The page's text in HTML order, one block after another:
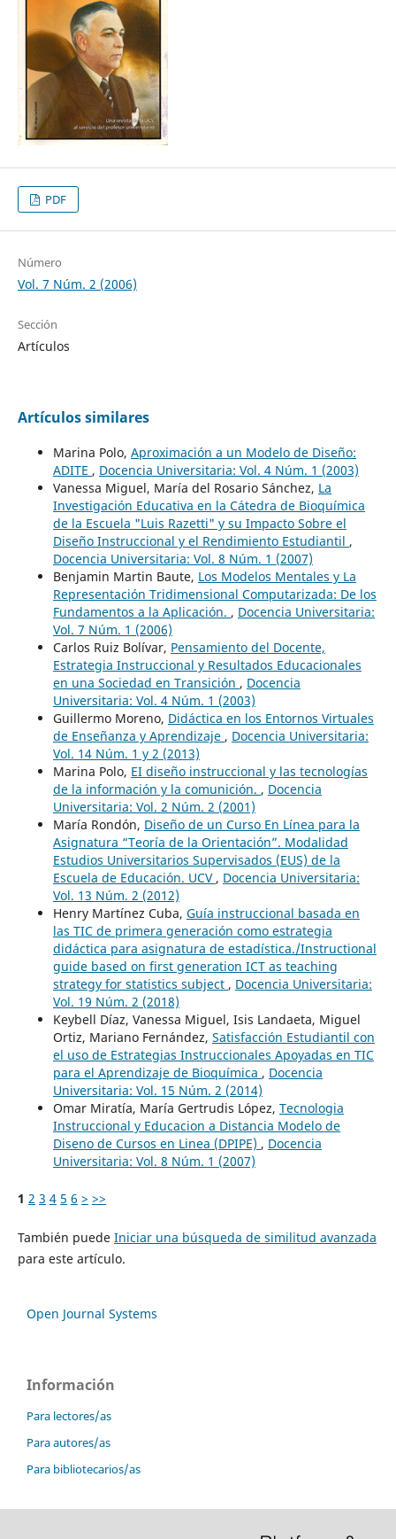
PDF
Número
Vol. 7 Núm. 2 (2006)
Sección
Artículos
Artículos similares
Marina Polo, Aproximación a un Modelo de Diseño:
ADITE , Docencia Universitaria: Vol. 4 Núm. 1 (2003)
Vanessa Miguel, María del Rosario Sánchez, La
Investigación Educativa en la Cátedra de Bioquímica
de la Escuela "Luis Razetti" y su Impacto Sobre el
Diseño Instruccional y el Rendimiento Estudiantil ,
Docencia Universitaria: Vol. 8 Núm. 1 (2007)
Benjamin Martin Baute, Los Modelos Mentales y La
Representación Tridimensional Computarizada: De los
Fundamentos a la Aplicación. , Docencia Universitaria:
Vol. 7 Núm. 1 (2006)
Carlos Ruiz Bolívar, Pensamiento del Docente,
Estrategia Instruccional y Resultados Educacionales
en una Sociedad en Transición , Docencia
Universitaria: Vol. 4 Núm. 1 (2003)
Guillermo Moreno, Didáctica en los Entornos Virtuales
de Enseñanza y Aprendizaje , Docencia Universitaria:
Vol. 14 Núm. 1 y 2 (2013)
Marina Polo, EI diseño instruccional y las tecnologías
de la información y la comunición. , Docencia
Universitaria: Vol. 2 Núm. 2 (2001)
María Rondón, Diseño de un Curso En Línea para la
Asignatura “Teoría de la Orientación”. Modalidad
Estudios Universitarios Supervisados (EUS) de la
Escuela de Educación. UCV , Docencia Universitaria:
Vol. 13 Núm. 2 (2012)
Henry Martínez Cuba, Guía instruccional basada en
las TIC de primera generación como estrategia
didáctica para asignatura de estadística./Instructional
guide based on first generation ICT as teaching
strategy for statistics subject , Docencia Universitaria:
Vol. 19 Núm. 2 (2018)
Keybell Díaz, Vanessa Miguel, Isis Landaeta, Miguel
Ortiz, Mariano Fernández, Satisfacción Estudiantil con
el uso de Estrategias Instruccionales Apoyadas en TIC
para el Aprendizaje de Bioquímica , Docencia
Universitaria: Vol. 15 Núm. 2 (2014)
Omar Miratía, María Gertrudis López, Tecnologia
Instruccional y Educacion a Distancia Modelo de
Diseno de Cursos en Linea (DPIPE) , Docencia
Universitaria: Vol. 8 Núm. 1 (2007)
1 2 3 4 5 6 > >>
También puede Iniciar una búsqueda de similitud avanzada
para este artículo.
Open Journal Systems
Información
Para lectores/as
Para autores/as
Para bibliotecarios/as